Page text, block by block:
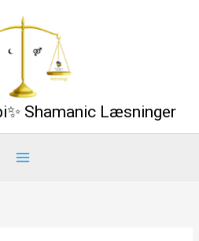
Shamanic Læsninger